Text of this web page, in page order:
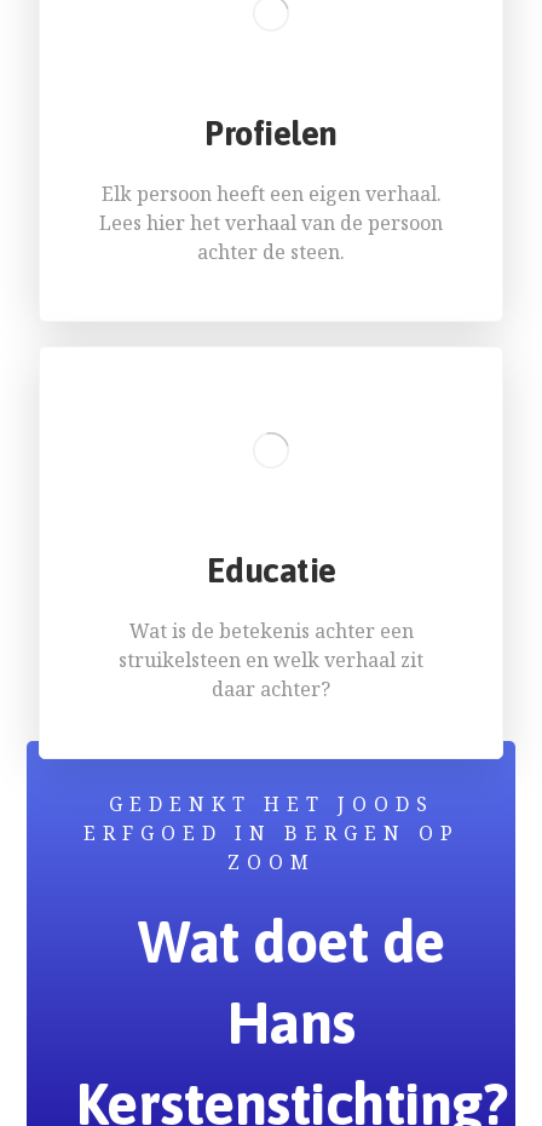
Profielen
Elk persoon heeft een eigen verhaal.
Lees hier het verhaal van de persoon
achter de steen.
Educatie
Wat is de betekenis achter een
struikelsteen en welk verhaal zit
daar achter?
GEDENKT HET JOODS
ERFGOED IN BERGEN OP
ZOOM
Wat doet de
Hans
Kerstenstichting?